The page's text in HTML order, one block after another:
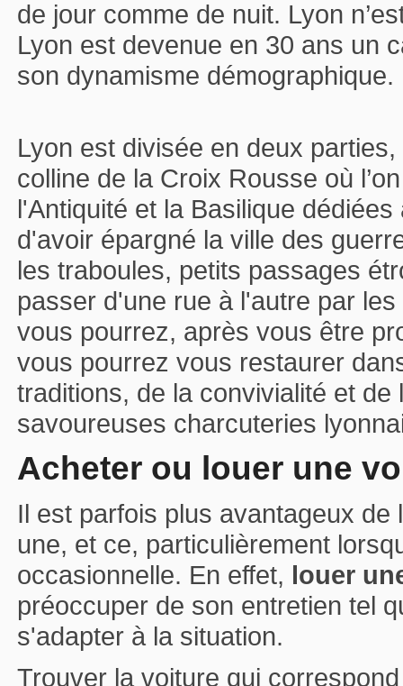
de jour comme de nuit. Lyon
Lyon est devenue en 30 ans un
son dynamisme démographique.
Lyon est divisée en deux
colline de la Croix Rousse où
l'Antiquité et la Basilique
d'avoir épargné la ville des
les traboules, petits passages
passer d'une rue à l'autre par
vous pourrez, après vous être
vous pourrez vous restaurer
traditions, de la convivialité et
savoureuses charcuteries
Acheter ou louer une
Il est parfois plus avantageux
une, et ce, particulièrement
occasionnelle. En effet, louer
préoccuper de son entretien tel
s'adapter à la situation.
Trouver la voiture qui